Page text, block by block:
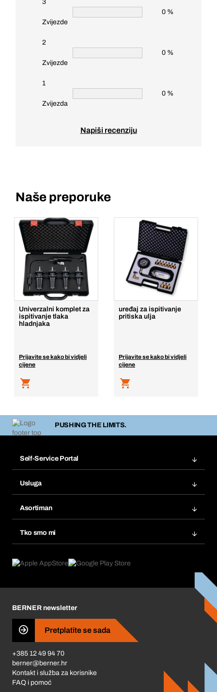
3
Zvijezde
0 %
2
Zvijezde
0 %
1
Zvijezda
0 %
Napiši recenziju
Naše preporuke
Univerzalni komplet za
ispitivanje tlaka
hladnjaka
Prijavite se kako bi vidjeli
cijene
uređaj za ispitivanje
pritiska ulja
Prijavite se kako bi vidjeli
cijene
PUSHING THE LIMITS.
Self-Service Portal
Popisi želja
Ponovno naručivanje
Pretplate
Usluga
Tražitelji proizvoda
Asortiman
Tko smo mi
Što nas pokreće
Business Conduct
BERNER newsletter
Pretplatite se sada
+385 12 49 94 70
berner@berner.hr
Kontakt i služba za korisnike
FAQ i pomoć